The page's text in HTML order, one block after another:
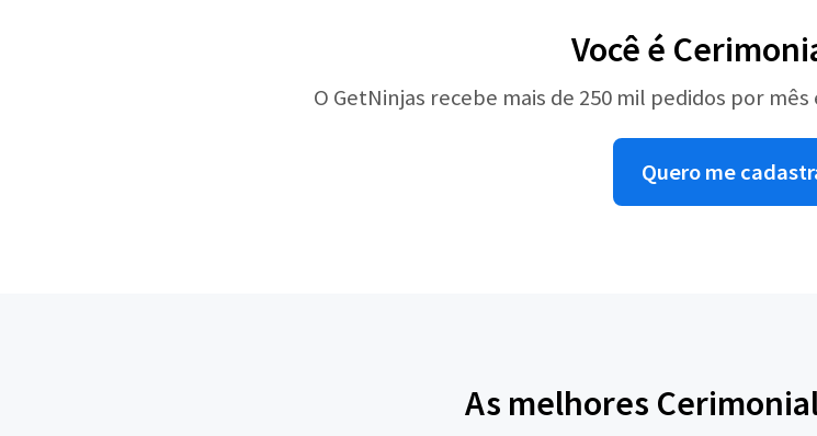
Você é
O GetNinjas recebe mais de 250 mil pedidos por
Quero me
As melhores